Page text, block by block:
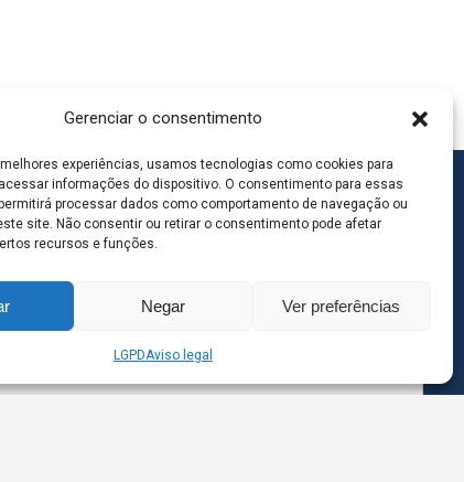
Gerenciar o consentimento
experiências, usamos tecnologias como cookies para
informações do dispositivo. O consentimento para essas
processar dados como comportamento de navegação ou
site. Não consentir ou retirar o consentimento pode afetar
recursos e funções.
Negar Ver preferências
LGPDAviso legal